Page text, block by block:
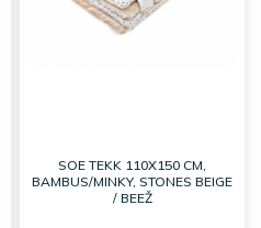
SOE TEKK 110X150 CM,
BAMBUS/MINKY, STONES BEIGE
/ BEEŽ